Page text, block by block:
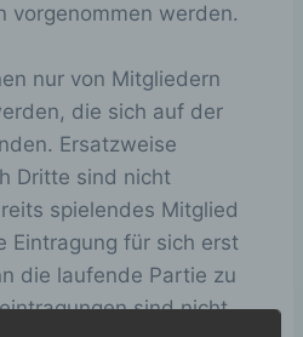
vorgenommen werden.
nur von Mitgliedern
die sich auf der
Ersatzweise
Dritte sind nicht
spielendes Mitglied
Eintragung für sich erst
die laufende Partie zu
sind nicht